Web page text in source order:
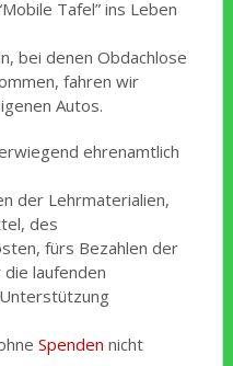
Tafel” ins Leben
bei denen Obdachlose
fahren wir
Autos.
ehrenamtlich
der Lehrmaterialien,
des
fürs Bezahlen der
laufenden
Spenden nicht